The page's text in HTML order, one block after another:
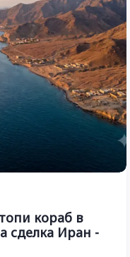
кораб в
сделка Иран -